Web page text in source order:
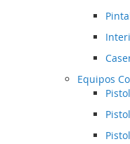
Equipos